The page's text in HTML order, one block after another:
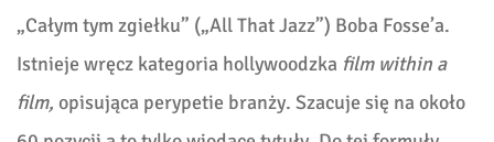
„Całym tym zgiełku” („All That Jazz”) Boba Fosse’a.
Istnieje wręcz kategoria hollywoodzka film within a
film,opisująca perypetie branży. Szacuje się na około